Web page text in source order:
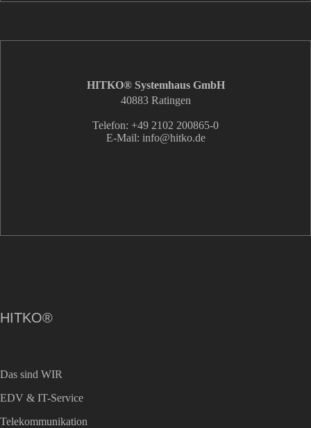
HITKO® Systemhaus GmbH
40883 Ratingen
Telefon: +49 2102 200865-0
E-Mail: info@hitko.de
HITKO®
Das sind WIR
EDV & IT-Service
Telekommunikation